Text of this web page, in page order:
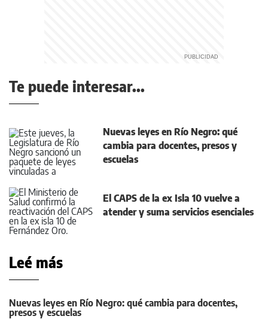
Te puede interesar...
Nuevas leyes en Río Negro: qué
cambia para docentes, presos y
escuelas
El CAPS de la ex Isla 10 vuelve a
atender y suma servicios esenciales
Leé más
Nuevas leyes en Río Negro: qué cambia para docentes,
presos y escuelas